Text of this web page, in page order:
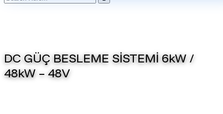
DC GÜÇ BESLEME SİSTEMİ 6kW /
48kW – 48V